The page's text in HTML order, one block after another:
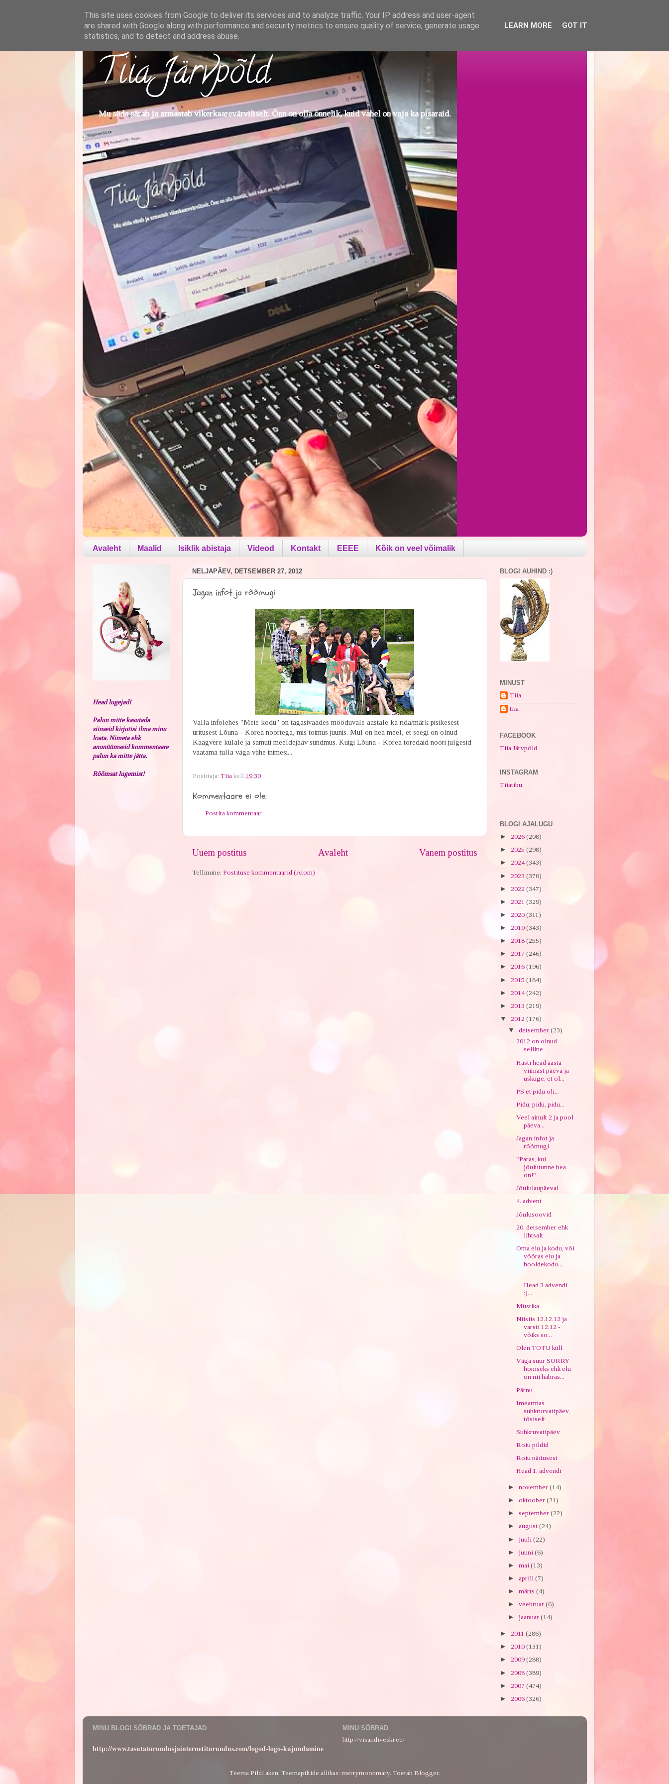
Tiia Järvpõld
Mu süda särab ja armastab vikerkaarevärviliselt. Õnn on olla õnnelik, kuid vahel on vaja ka pisaraid.
Avaleht Maalid Isiklik abistaja Videod Kontakt EEEE Kõik on veel võimalik
NELJAPÄEV, DETSEMBER 27, 2012
Jagan infot ja rõõmugi
Valla infolehes "Meie kodu" on tagasivaades mööduvale aastale ka rida/märk pisikesest
üritusest Lõuna - Korea noortega, mis toimus juunis. Mul on hea meel, et seegi on olnud
Kaagvere külale ja samuti meeldejääv sündmus. Kuigi Lõuna - Korea toredaid noori julgesid
vaatama tulla väga vähe inimesi...
Postitaja: Tiia kell 19:30
Kommentaare ei ole:
Postita kommentaar
Uuem postitus Vanem postitus
Avaleht
Tellimine: Postituse kommentaarid (Atom)
Head lugejad!
Palun mitte kasutada
siinseid kirjutisi ilma minu
loata. Nimeta ehk
anonüümseid kommentaare
palun ka mitte jätta.
Rõõmsat lugemist!
BLOGI AUHIND :)
MINUST
Tiia
tiia
FACEBOOK
Tiia Järvpõld
INSTAGRAM
Tiiatibu
BLOGI AJALUGU
► 2026 (208)
► 2025 (298)
► 2024(343)
► 2023 (370)
► 2022 (347)
► 2021 (329)
► 2020 (311)
► 2019 (343)
► 2018 (255)
► 2017 (246)
► 2016 (196)
► 2015 (184)
► 2014(242)
► 2013 (219)
▼ 2012 (176)
▼ detsember (23)
2012 on olnud
selline
Hästi head aasta
viimast päeva ja
uskuge, et ol...
PS et pidu oli...
Pidu, pidu, pidu...
Veel ainult 2 ja pool
päeva...
Jagan infot ja
rõõmugi
"Paras, kui
jõulutunne hea
on!"
Jõululaupäeval
4. advent
Jõulusoovid
20. detsember ehk
lihtsalt
Oma elu ja kodu, või
võõras elu ja
hooldekodu...
Head 3 advendi
:)...
Müstika
Niisiis 12.12.12 ja
varsti 12.12 -
võiks so...
Olen TOTU küll
Väga suur SORRY
homseks ehk elu
on nii habras...
Pärnu
Imearmas
suhkrurvatipäev,
tõsiselt
Suhkruvatipäev
Roiu pildid
Roiu näitusest
Head 1. advendi
► november (14)
► oktoober (21)
► september (22)
► august (24)
► juuli (22)
► juuni (6)
► mai (13)
► aprill (7)
► märts (4)
► veebruar (6)
► jaanuar (14)
► 2011 (286)
► 2010 (131)
► 2009 (288)
► 2008 (389)
► 2007 (474)
► 2006 (326)
MINU BLOGI SÕBRAD JA TOETAJAD
http://www.tasutaturundusjainternetiturundus.com/logod-logo-kujundamine
MINU SÕBRAD
http://visandiveski.ee/
Teema Pildi aken. Teemapiltide allikas: merrymoonmary. Toetab Blogger.
This site uses cookies from Google to deliver its services and to analyze traffic. Your IP address and user-agent
are shared with Google along with performance and security metrics to ensure quality of service, generate usage
statistics, and to detect and address abuse.
LEARN MORE GOT IT